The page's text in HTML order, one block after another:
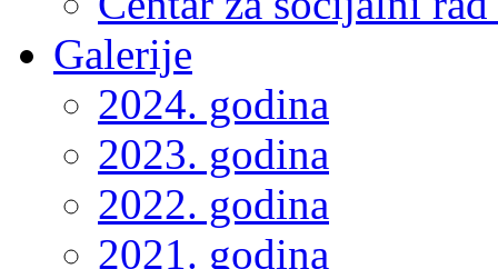
Galerije
2024. godina
2023. godina
2022. godina
2021. godina